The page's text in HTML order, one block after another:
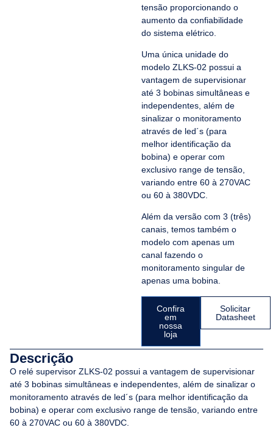
tensão proporcionando o
aumento da confiabilidade
do sistema elétrico.
Uma única unidade do
modelo ZLKS-02 possui a
vantagem de supervisionar
até 3 bobinas simultâneas e
independentes, além de
sinalizar o monitoramento
através de led´s (para
melhor identificação da
bobina) e operar com
exclusivo range de tensão,
variando entre 60 à 270VAC
ou 60 à 380VDC.
Além da versão com 3 (três)
canais, temos também o
modelo com apenas um
canal fazendo o
monitoramento singular de
apenas uma bobina.
Confira
em
nossa
loja
Solicitar
Datasheet
Descrição
O relé supervisor ZLKS-02 possui a vantagem de supervisionar
até 3 bobinas simultâneas e independentes, além de sinalizar o
monitoramento através de led´s (para melhor identificação da
bobina) e operar com exclusivo range de tensão, variando entre
60 à 270VAC ou 60 à 380VDC.